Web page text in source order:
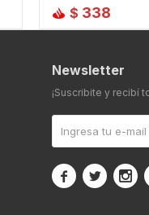
$ 338
Newsletter
¡Suscribite y recibí
  